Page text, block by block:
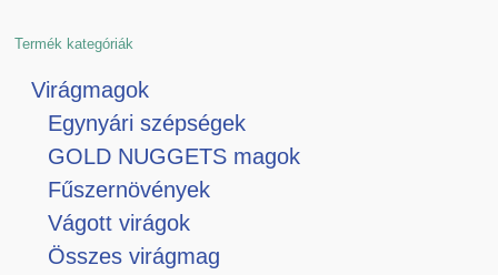
Termék kategóriák
Virágmagok
Egynyári szépségek
GOLD NUGGETS magok
Fűszernövények
Vágott virágok
Összes virágmag